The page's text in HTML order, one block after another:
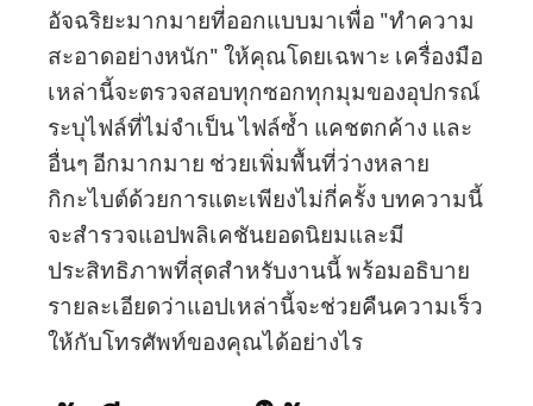
อัจฉริยะมากมายที่ออกแบบมาเพื่อ "ทำความ
สะอาดอย่างหนัก" ให้คุณโดยเฉพาะ เครื่องมือ
เหล่านี้จะตรวจสอบทุกซอกทุกมุมของอุปกรณ์
ระบุไฟล์ที่ไม่จำเป็น ไฟล์ซ้ำ แคชตกค้าง และ
อื่นๆ อีกมากมาย ช่วยเพิ่มพื้นที่ว่างหลาย
กิกะไบต์ด้วยการแตะเพียงไม่กี่ครั้ง บทความนี้
จะสำรวจแอปพลิเคชันยอดนิยมและมี
ประสิทธิภาพที่สุดสำหรับงานนี้ พร้อมอธิบาย
รายละเอียดว่าแอปเหล่านี้จะช่วยคืนความเร็ว
ให้กับโทรศัพท์ของคุณได้อย่างไร